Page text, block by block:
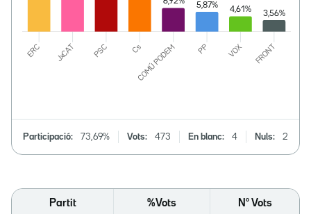
Participació: 73,69% Vots: 473 En blanc: 4 Nuls: 2
Partit %Vots Nº Vots